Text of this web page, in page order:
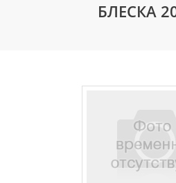
БЛЕСКА